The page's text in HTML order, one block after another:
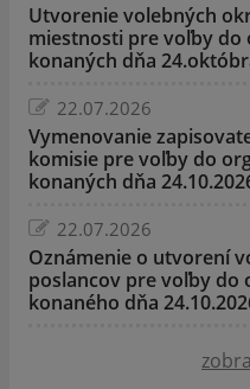
Utvorenie volebných
miestnosti pre voľby do
konaných dňa
22.07.2026
Vymenovanie
komisie pre voľby do
konaných dňa
22.07.2026
Oznámenie o utvorení
poslancov pre voľby do
konaného dňa